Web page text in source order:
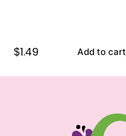
$1.49 Add to cart